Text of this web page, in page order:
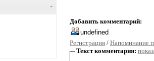
-
Добавить комментарий:
Регистрация / Напоминание
Текст комментария: